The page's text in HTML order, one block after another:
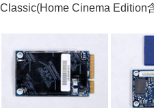
Classic(Home Cinema Edition